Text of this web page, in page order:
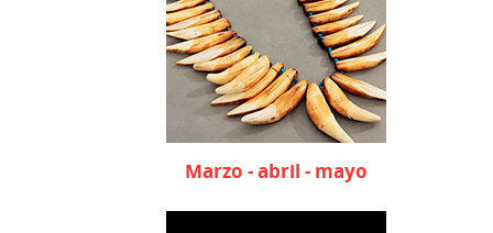
Marzo - abril - mayo